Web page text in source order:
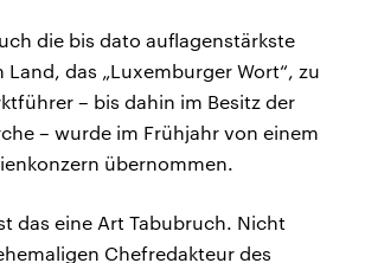
die bis dato auflagenstärkste
Land, das „Luxemburger Wort“, zu
– bis dahin im Besitz der
– wurde im Frühjahr von einem
übernommen.
das eine Art Tabubruch. Nicht
Chefredakteur des